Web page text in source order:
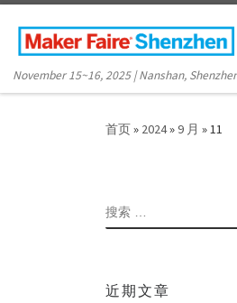
Skip to content
November 15~16, 2025 | Nanshan,
首页» 2024»9 月 »11
搜索
近期文章